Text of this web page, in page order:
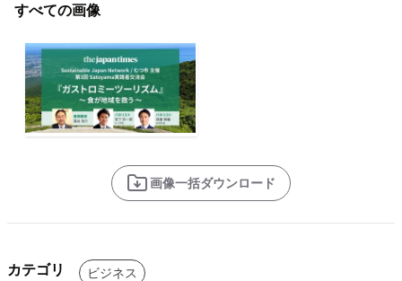
すべての画像
画像一括ダウンロード
カテゴリ ビジネス